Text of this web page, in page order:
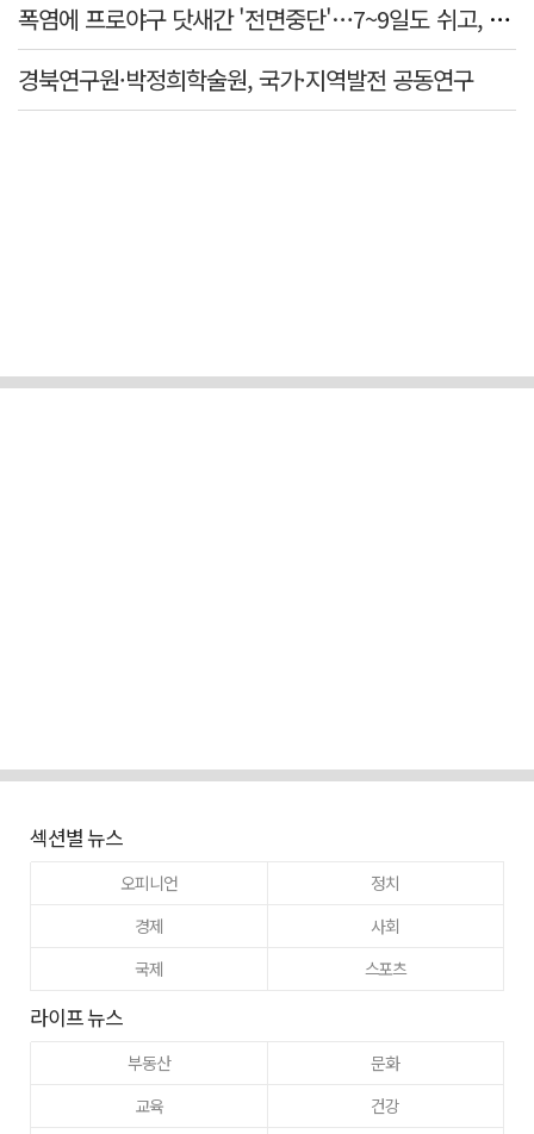
폭염에 프로야구 닷새간 '전면중단'…7~9일도 쉬고, 11일 재개
경북연구원·박정희학술원, 국가·지역발전 공동연구
섹션별 뉴스
오피니언
정치
경제
사회
국제
스포츠
라이프 뉴스
부동산
문화
교육
건강